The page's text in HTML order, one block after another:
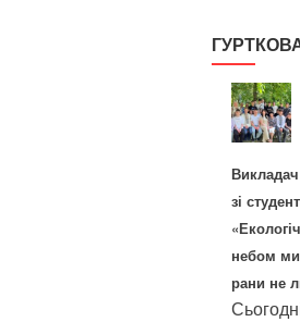
Викладач
зі
небом ми
рани не